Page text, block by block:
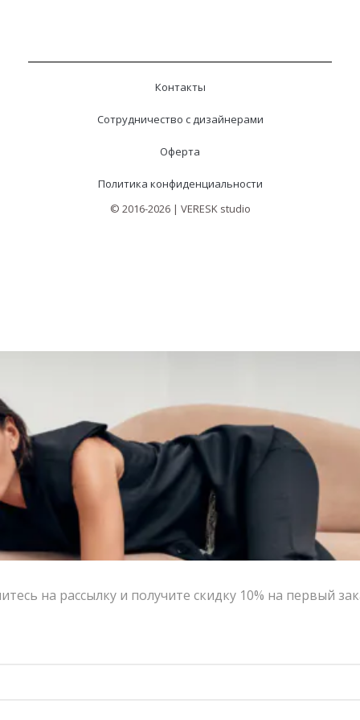
Контакты
Сотрудничество с дизайнерами
Оферта
Политика конфиденциальности
© 2016-2026 | VERESK studio
на рассылку и получите скидку 10% на первый